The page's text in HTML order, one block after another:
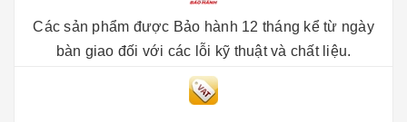
Các sản phẩm được Bảo hành 12 tháng kể từ ngày
bàn giao đối với các lỗi kỹ thuật và chất liệu.